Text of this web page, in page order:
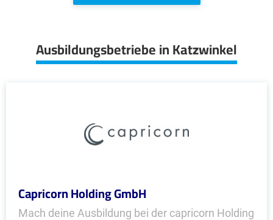
Ausbildungsbetriebe in Katzwinkel
Capricorn Holding GmbH
Mach deine Ausbildung bei der capricorn Holding